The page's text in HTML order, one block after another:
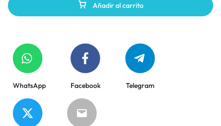
Añadir al carrito
WhatsApp Facebook Telegram